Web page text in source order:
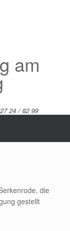
am
24 / 82 99
die
gestellt